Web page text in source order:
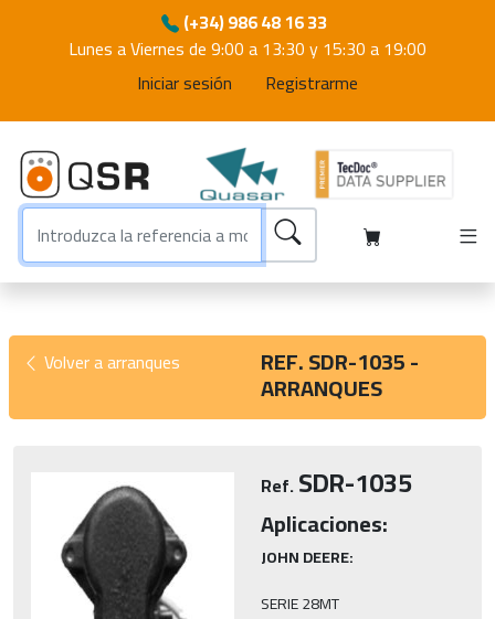
(+34) 986 48 16 33
Lunes a Viernes de 9:00 a 13:30 y 15:30 a 19:00
Iniciar sesión
Registrarme
Volver a arranques REF. SDR-1035 -
ARRANQUES
Ref.SDR-1035
Aplicaciones:
JOHN DEERE:
SERIE 28MT